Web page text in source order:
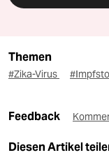
Themen
#Zika-Virus
Feedback
Diesen Artikel